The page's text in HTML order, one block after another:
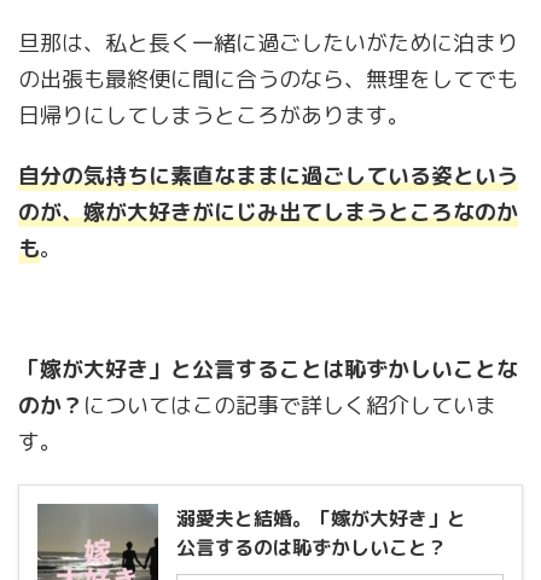
旦那は、私と長く一緒に過ごしたいがために泊まり
の出張も最終便に間に合うのなら、無理をしてでも
日帰りにしてしまうところがあります。
自分の気持ちに素直なままに過ごしている姿という
のが、嫁が大好きがにじみ出てしまうところなのか
も。
「嫁が大好き」と公言することは恥ずかしいことな
のか？ についてはこの記事で詳しく紹介していま
す。
溺愛夫と結婚。「嫁が大好き」と
公言するのは恥ずかしいこと？